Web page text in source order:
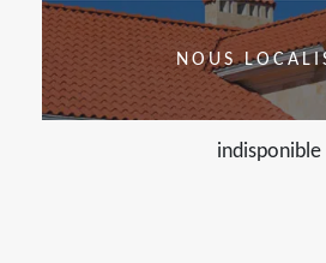
NOUS
indisponible